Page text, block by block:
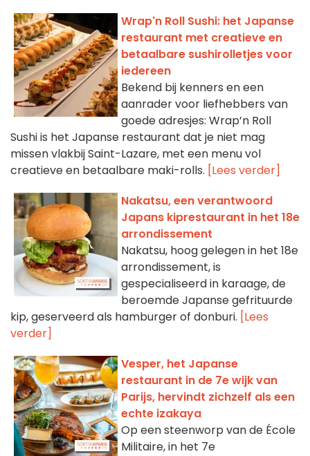
Wrap'n Roll Sushi: het Japanse
restaurant met creatieve en
betaalbare sushirolletjes voor
iedereen
Bekend bij kenners en een
aanrader voor liefhebbers van
goede adresjes: Wrap’n Roll
Sushi is het Japanse restaurant dat je niet mag
missen vlakbij Saint-Lazare, met een menu vol
creatieve en betaalbare maki-rolls. [Lees verder]
Nakatsu, een verantwoord
Japans kiprestaurant in het 18e
arrondissement
Nakatsu, hoog gelegen in het 18e
arrondissement, is
gespecialiseerd in karaage, de
beroemde Japanse gefrituurde
kip, geserveerd als hamburger of donburi. [Lees
verder]
Vesper, het Japanse
restaurant in de 7e wijk van
Parijs, hervindt zichzelf als een
echte izakaya
Op een steenworp van de École
Militaire, in het 7e